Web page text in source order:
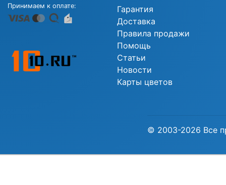
Принимаем к оплате:
Гарантия
Доставка
Правила продажи
Помощь
Статьи
Новости
Карты цветов
© 2003-2026 Все